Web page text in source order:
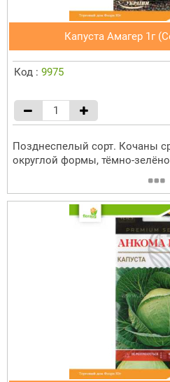
Капуста Амагер 1г
Код : 9975
Позднеспелый сорт. Кочаны
округлой формы, тёмно-